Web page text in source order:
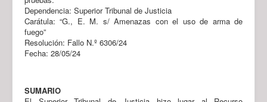
Dependencia: Superior Tribunal de Justicia
Carátula: “G., E. M. s/ Amenazas con el uso de arma de
fuego”
Resolución: Fallo N.º 6306/24
Fecha: 28/05/24
SUMARIO